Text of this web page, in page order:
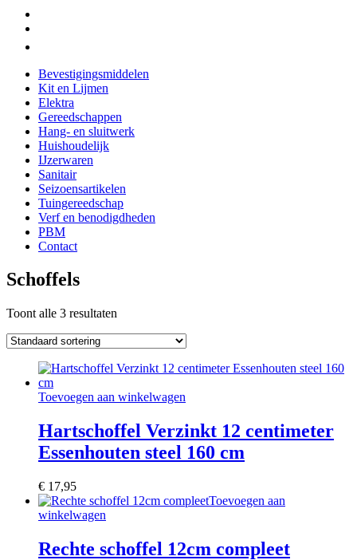
Bevestigingsmiddelen
Kit en Lijmen
Elektra
Gereedschappen
Hang- en sluitwerk
Huishoudelijk
IJzerwaren
Sanitair
Seizoensartikelen
Tuingereedschap
Verf en benodigdheden
PBM
Contact
Schoffels
Toont alle 3 resultaten
Toevoegen aan winkelwagen
Hartschoffel Verzinkt 12 centimeter
Essenhouten steel 160 cm
€ 17,95
Toevoegen aan
winkelwagen
Rechte schoffel 12cm compleet